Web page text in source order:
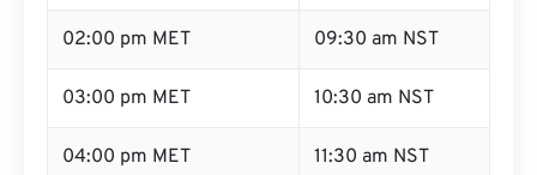
02:00 pm MET 09:30 am NST
03:00 pm MET 10:30 am NST
04:00 pm MET 11:30 am NST